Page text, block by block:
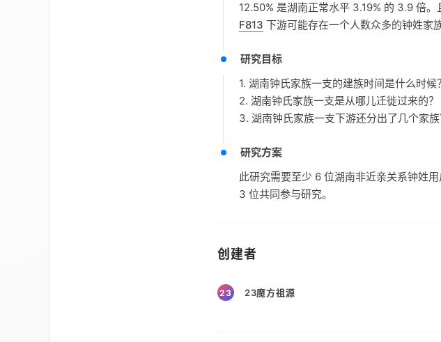
12.50% 是湖南正常水平 3.19% 的 3.9 倍
F813 下游可能存在一个人数众多的钟姓家
研究目标
1. 湖南钟氏家族一支的建族时间是什么时候？
2. 湖南钟氏家族一支是从哪儿迁徙过来的？
3. 湖南钟氏家族一支下游还分出了几个家族
研究方案
此研究需要至少 6 位湖南非近亲关系钟姓
3 位共同参与研究。
创建者
23 23魔方祖源